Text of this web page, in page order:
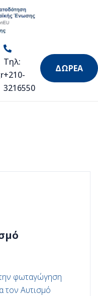
Τηλ:
+210-
3216550
ΔΩΡΕΑ
φωταγώγηση
τον Αυτισμό